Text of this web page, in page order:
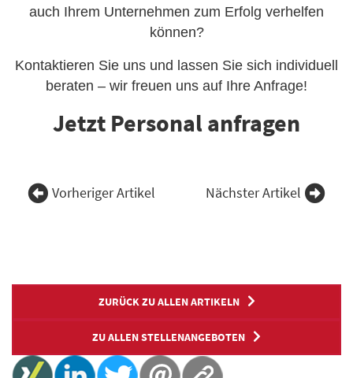
auch Ihrem Unternehmen zum Erfolg verhelfen
können?
Kontaktieren Sie uns und lassen Sie sich individuell
beraten – wir freuen uns auf Ihre Anfrage!
Jetzt Personal anfragen
Vorheriger Artikel Nächster Artikel
ZURÜCK ZU ALLEN ARTIKELN
ZU ALLEN STELLENANGEBOTEN